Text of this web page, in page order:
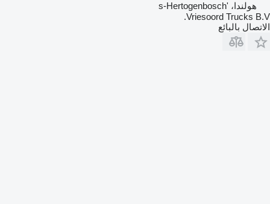
هولندا، 's-Hertogenbosch
Vriesoord Trucks B.V.
الاتصال بالبائع